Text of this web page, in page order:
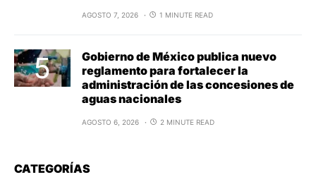
AGOSTO 7, 2026 1 MINUTE READ
Gobierno de México publica nuevo
reglamento para fortalecer la
administración de las concesiones de
aguas nacionales
AGOSTO 6, 2026 2 MINUTE READ
CATEGORÍAS